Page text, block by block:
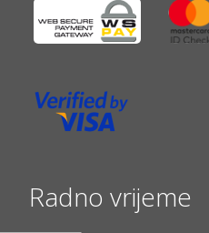
Radno vrijeme